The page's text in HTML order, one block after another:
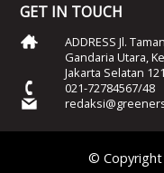
GET IN TOUCH
ADDRESS Jl.
Gandaria Utara,
Jakarta Selatan
021-72784567/48
© Copyright